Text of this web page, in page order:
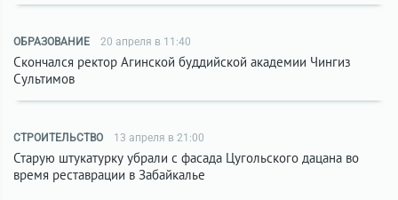
ОБРАЗОВАНИЕ 20 апреля в 11:40
Скончался ректор Агинской буддийской академии Чингиз
Сультимов
СТРОИТЕЛЬСТВО 13 апреля в 21:00
Старую штукатурку убрали с фасада Цугольского дацана во
время реставрации в Забайкалье